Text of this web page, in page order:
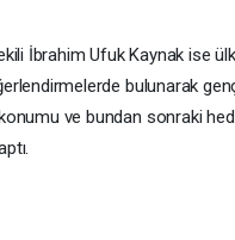
İbrahim Ufuk Kaynak ise
bulunarak
konumu ve bundan sonraki